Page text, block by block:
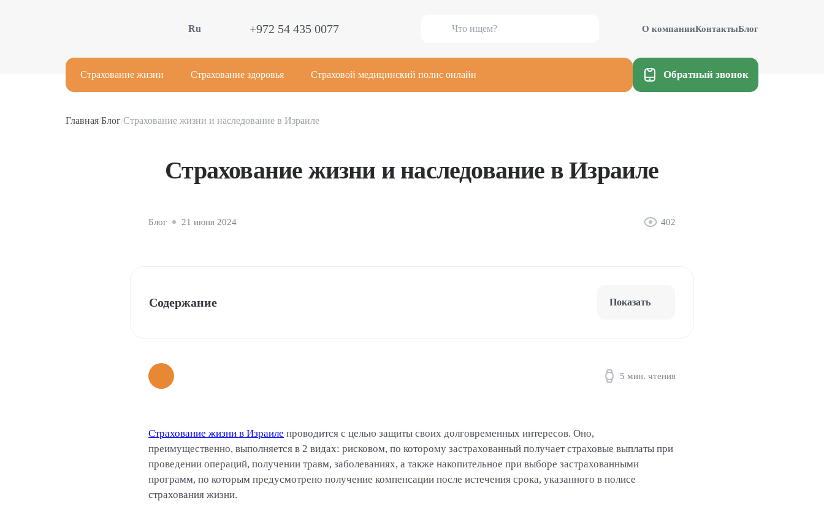
Ru +972 54 435 0077 О компанииКонтактыБлог
Страхование жизни Страхование здоровья Страховой медицинский полис онлайн Обратный звонок
Главная/Блог/Страхование жизни и наследование в Израиле
Страхование жизни и наследование в Израиле
Блог 21 июня 2024 402
Содержание Показать
5 мин. чтения
Страхование жизни в Израиле проводится с целью защиты своих долговременных интересов. Оно,
преимущественно, выполняется в 2 видах: рисковом, по которому застрахованный получает страховые выплаты при
проведении операций, получении травм, заболеваниях, а также накопительное при выборе застрахованными
программ, по которым предусмотрено получение компенсации после истечения срока, указанного в полисе
страхования жизни.